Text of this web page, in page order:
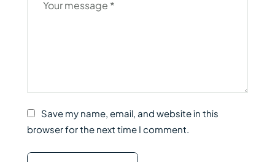
Save my name, email, and website in this
browser for the next time I comment.